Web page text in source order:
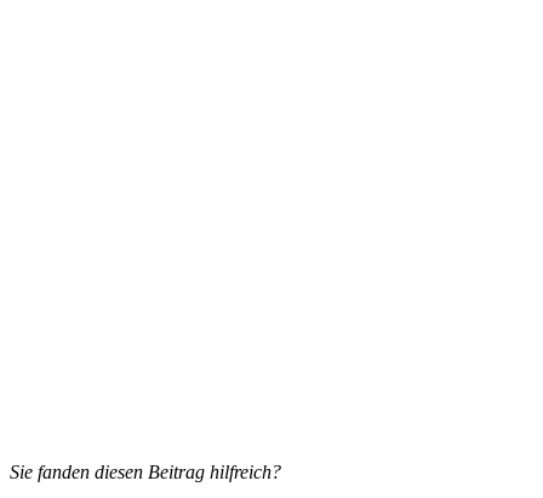
Sie fanden diesen Beitrag hilfreich?